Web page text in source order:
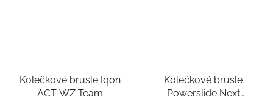
Kolečkové brusle Iqon
ACT WZ Team
Kolečkové brusle
Powerslide Next